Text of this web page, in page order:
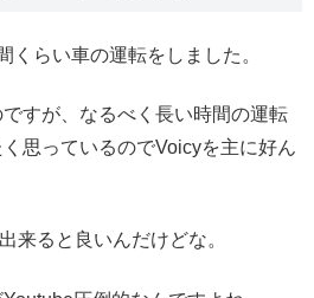
くらい車の運転をしました。
すが、なるべく長い時間の運転
思っているのでVoicyを主に好ん
来ると良いんだけどな。